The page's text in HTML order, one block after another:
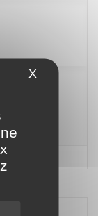
X Masquer